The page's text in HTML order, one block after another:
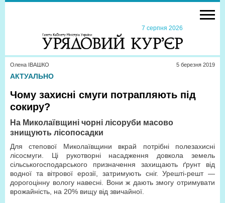
7 серпня 2026
Олена ІВАШКО 5 березня 2019
АКТУАЛЬНО
Чому захисні смуги потрапляють під
сокиру?
На Миколаївщині чорні лісоруби масово
знищують лісопосадки
Для степової Миколаївщини вкрай потрібні полезахисні
лісосмуги. Ці рукотворні насадження довкола земель
сільськогосподарського призначення захищають ґрунт від
водної та вітрової ерозії, затримують сніг. Урешті-решт —
дорогоцінну вологу навесні. Вони ж дають змогу отримувати
врожайність, на 20% вищу від звичайної.